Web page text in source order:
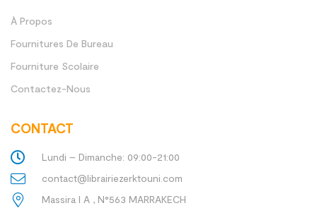
À Propos
Fournitures De Bureau
Fourniture Scolaire
Contactez-Nous
CONTACT
Lundi – Dimanche: 09:00-21:00
contact@librairiezerktouni.com
Massira I A , N°563 MARRAKECH